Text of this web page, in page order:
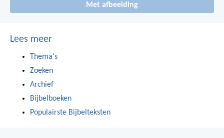
Met afbeelding
Lees meer
Thema's
Zoeken
Archief
Bijbelboeken
Populairste Bijbelteksten